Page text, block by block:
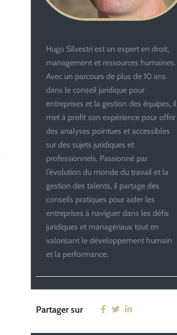
Hugo Silvestri est un expert en droit,
management et ressources humaines.
Avec un parcours de plus de 10 ans
dans le conseil juridique pour
entreprises et la gestion des équipes, il
met à profit son expérience pour offrir
des analyses pointues et accessibles
sur des sujets juridiques et
professionnels. Passionné par
l’évolution du monde du travail et la
gestion des talents, il partage des
conseils pratiques pour aider les
entreprises à naviguer dans les défis
juridiques et managériaux tout en
valorisant le développement humain
et la performance.
Partager sur